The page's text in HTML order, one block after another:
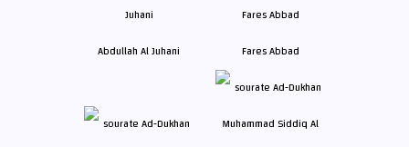
Abdullah Al Juhani Fares Abbad